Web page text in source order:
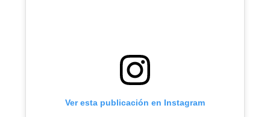
Ver esta publicación en Instagram